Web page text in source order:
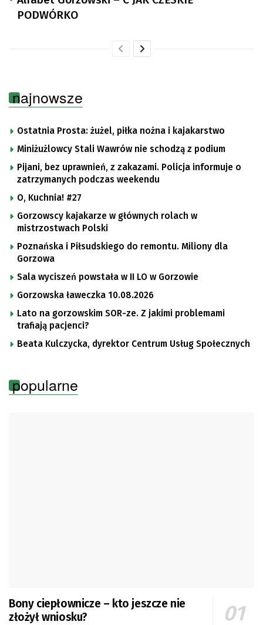
PODWÓRKO
najnowsze
Ostatnia Prosta: żużel, piłka nożna i kajakarstwo
Miniżużlowcy Stali Wawrów nie schodzą z podium
Pijani, bez uprawnień, z zakazami. Policja informuje o
zatrzymanych podczas weekendu
O, Kuchnia! #27
Gorzowscy kajakarze w głównych rolach w
mistrzostwach Polski
Poznańska i Piłsudskiego do remontu. Miliony dla
Gorzowa
Sala wyciszeń powstała w II LO w Gorzowie
Gorzowska ławeczka 10.08.2026
Lato na gorzowskim SOR-ze. Z jakimi problemami
trafiają pacjenci?
Beata Kulczycka, dyrektor Centrum Usług Społecznych
popularne
Bony ciepłownicze – kto jeszcze nie
złożył wniosku?